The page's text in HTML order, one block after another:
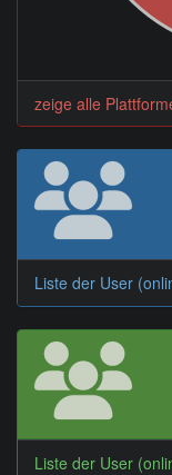
zeige alle
Liste der User
Liste der User